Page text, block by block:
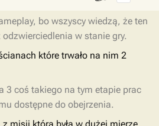
bo wszyscy wiedzą, że ten
w stanie gry.
które trwało na nim 2
3 coś takiego na tym etapie prac
dostępne do obejrzenia.